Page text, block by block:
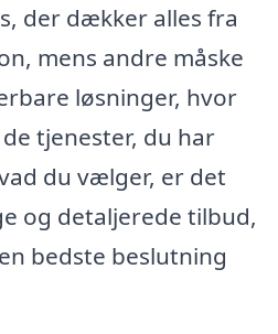
der dækker alles fra
mens andre måske
løsninger, hvor
tjenester, du har
du vælger, er det
og detaljerede tilbud,
bedste beslutning